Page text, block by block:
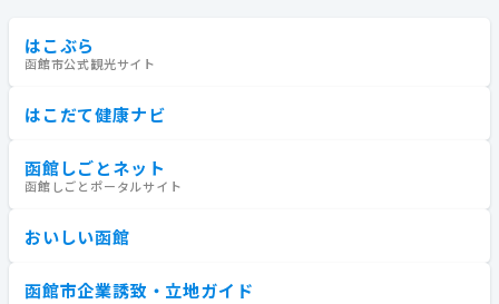
はこぶら
函館市公式観光サイト
はこだて健康ナビ
函館しごとネット
函館しごとポータルサイト
おいしい函館
函館市企業誘致・立地ガイド